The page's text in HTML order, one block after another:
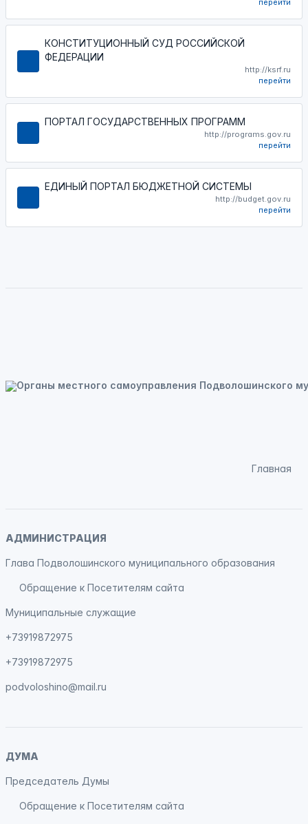
перейти
КОНСТИТУЦИОННЫЙ СУД РОССИЙСКОЙ
ФЕДЕРАЦИИ
http://ksrf.ru
перейти
ПОРТАЛ ГОСУДАРСТВЕННЫХ ПРОГРАММ
http://programs.gov.ru
перейти
ЕДИНЫЙ ПОРТАЛ БЮДЖЕТНОЙ СИСТЕМЫ
http://budget.gov.ru
перейти
Главная
АДМИНИСТРАЦИЯ
Глава Подволошинского муниципального образования
Обращение к Посетителям сайта
Муниципальные служащие
+73919872975
+73919872975
podvoloshino@mail.ru
ДУМА
Председатель Думы
Обращение к Посетителям сайта